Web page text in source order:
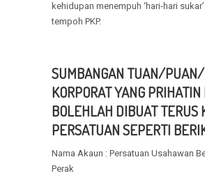
kehidupan menempuh ‘hari-hari
tempoh PKP.
SUMBANGAN TUAN/
KORPORAT YANG PRIHATIN
BOLEHLAH DIBUAT TERUS
PERSATUAN SEPERTI
Nama Akaun : Persatuan Usahawan
Perak